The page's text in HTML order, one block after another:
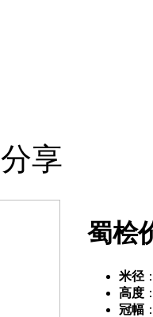
分享
蜀桧
米径
高度
冠幅